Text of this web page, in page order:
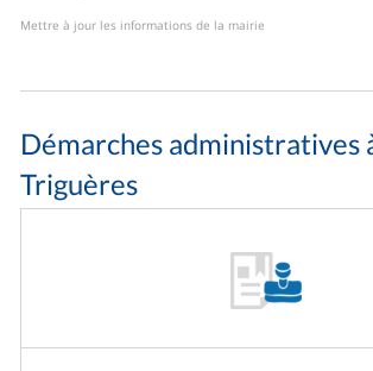
Mettre à jour les informations de la mairie
Démarches administratives
Triguères